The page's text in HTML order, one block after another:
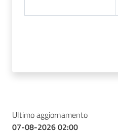
Ultimo aggiornamento
07-08-2026 02:00